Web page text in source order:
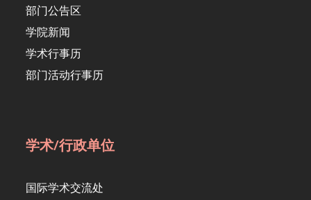
部门公告区
学院新闻
学术行事历
部门活动行事历
学术/行政单位
国际学术交流处